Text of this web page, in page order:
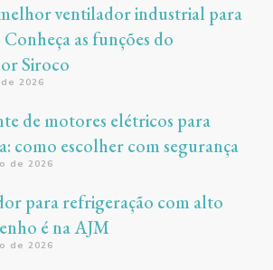
ventilador industrial para
as funções do
Siroco
2026
de motores elétricos para
como escolher com segurança
de 2026
para refrigeração com alto
é na AJM
de 2026